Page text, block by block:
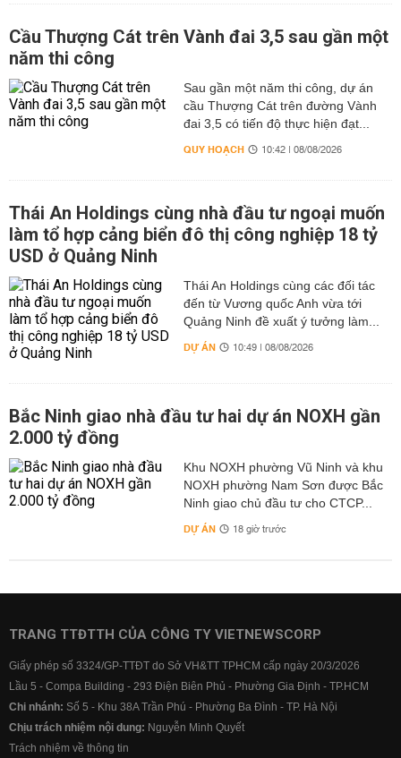
Cầu Thượng Cát trên Vành đai 3,5 sau gần một
năm thi công
Sau gần một năm thi công, dự án
cầu Thượng Cát trên đường Vành
đai 3,5 có tiến độ thực hiện đạt...
QUY HOẠCH 10:42 | 08/08/2026
Thái An Holdings cùng nhà đầu tư ngoại muốn
làm tổ hợp cảng biển đô thị công nghiệp 18 tỷ
USD ở Quảng Ninh
Thái An Holdings cùng các đối tác
đến từ Vương quốc Anh vừa tới
Quảng Ninh đề xuất ý tưởng làm...
DỰ ÁN 10:49 | 08/08/2026
Bắc Ninh giao nhà đầu tư hai dự án NOXH gần
2.000 tỷ đồng
Khu NOXH phường Vũ Ninh và khu
NOXH phường Nam Sơn được Bắc
Ninh giao chủ đầu tư cho CTCP...
DỰ ÁN 18 giờ trước
TRANG TTĐTTH CỦA CÔNG TY VIETNEWSCORP
Giấy phép số 3324/GP-TTĐT do Sở VH&TT TPHCM cấp ngày 20/3/2026
Lầu 5 - Compa Building - 293 Điện Biên Phủ - Phường Gia Định - TP.HCM
Chi nhánh: Số 5 - Khu 38A Trần Phú - Phường Ba Đình - TP. Hà Nội
Chịu trách nhiệm nội dung: Nguyễn Minh Quyết
Trách nhiệm về thông tin